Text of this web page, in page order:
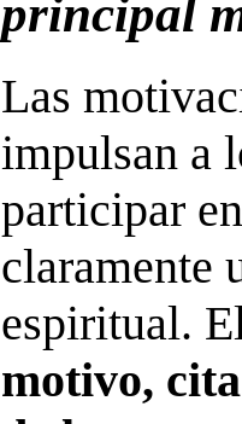
principal
Las
impulsan a
participar
claramente
espiritual.
motivo,